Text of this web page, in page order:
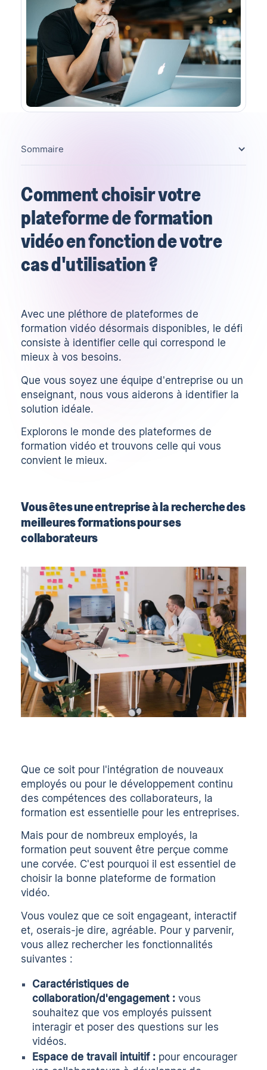
Comment choisir votre
plateforme de formation
vidéo en fonction de votre
cas d'utilisation ?
Avec une pléthore de plateformes de
formation vidéo désormais disponibles, le défi
consiste à identifier celle qui correspond le
mieux à vos besoins.
Que vous soyez une équipe d'entreprise ou un
enseignant, nous vous aiderons à identifier la
solution idéale.
Explorons le monde des plateformes de
formation vidéo et trouvons celle qui vous
convient le mieux.
Vous êtes une entreprise à la recherche des
meilleures formations pour ses
collaborateurs
Que ce soit pour l'intégration de nouveaux
employés ou pour le développement continu
des compétences des collaborateurs, la
formation est essentielle pour les entreprises.
Mais pour de nombreux employés, la
formation peut souvent être perçue comme
une corvée. C'est pourquoi il est essentiel de
choisir la bonne plateforme de formation
vidéo.
Vous voulez que ce soit engageant, interactif
et, oserais-je dire, agréable. Pour y parvenir,
vous allez rechercher les fonctionnalités
suivantes :
Caractéristiques de
collaboration/d'engagement : vous
souhaitez que vos employés puissent
interagir et poser des questions sur les
vidéos.
Espace de travail intuitif : pour encourager
Sommaire